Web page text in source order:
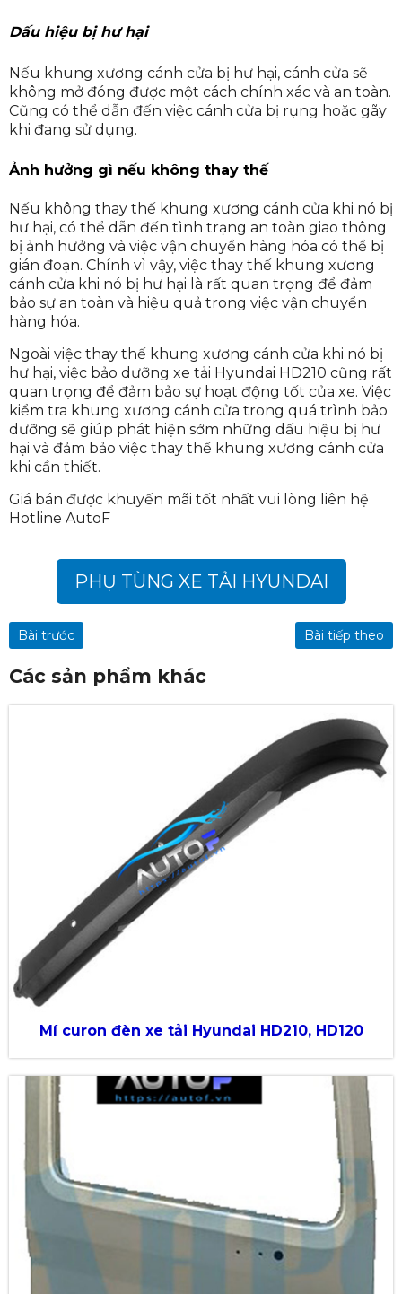
Dấu hiệu bị hư hại
Nếu khung xương cánh cửa bị hư hại, cánh cửa sẽ
không mở đóng được một cách chính xác và an toàn.
Cũng có thể dẫn đến việc cánh cửa bị rụng hoặc gãy
khi đang sử dụng.
Ảnh hưởng gì nếu không thay thế
Nếu không thay thế khung xương cánh cửa khi nó bị
hư hại, có thể dẫn đến tình trạng an toàn giao thông
bị ảnh hưởng và việc vận chuyển hàng hóa có thể bị
gián đoạn. Chính vì vậy, việc thay thế khung xương
cánh cửa khi nó bị hư hại là rất quan trọng để đảm
bảo sự an toàn và hiệu quả trong việc vận chuyển
hàng hóa.
Ngoài việc thay thế khung xương cánh cửa khi nó bị
hư hại, việc bảo dưỡng xe tải Hyundai HD210 cũng rất
quan trọng để đảm bảo sự hoạt động tốt của xe. Việc
kiểm tra khung xương cánh cửa trong quá trình bảo
dưỡng sẽ giúp phát hiện sớm những dấu hiệu bị hư
hại và đảm bảo việc thay thế khung xương cánh cửa
khi cần thiết.
Giá bán được khuyến mãi tốt nhất vui lòng liên hệ
Hotline AutoF
PHỤ TÙNG XE TẢI HYUNDAI
Bài trước Bài tiếp theo
Các sản phẩm khác
Mí curon đèn xe tải Hyundai HD210, HD120